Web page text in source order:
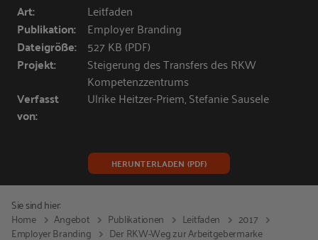
Art: Leitfaden
Publikation: Employer Branding
Dateigröße: 527 KB (PDF)
Projekt:
Steigerung des Transfers des RKW
Kompetenzzentrums
Verfasst
von:
Ulrike Heitzer-Priem, Stefanie Sausele
HERUNTERLADEN (PDF)
Sie sind hier:
Home
Angebot Publikationen Leitfaden
2017
Employer Branding
Der RKW-Weg zur Arbeitgebermarke